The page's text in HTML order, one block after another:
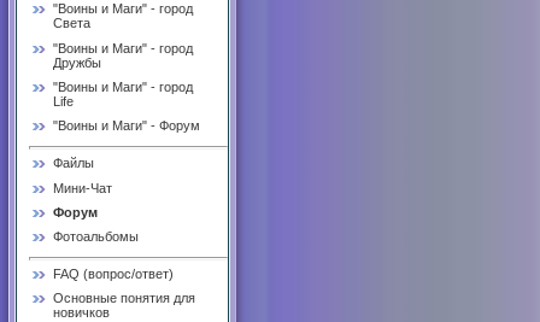
"Воины и Маги" - город
Света
"Воины и Маги" - город
Дружбы
"Воины и Маги" - город
Life
"Воины и Маги" - Форум
Файлы
Мини-Чат
Форум
Фотоальбомы
FAQ (вопрос/ответ)
Основные понятия для
новичков